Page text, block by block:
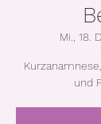
Mi., 18.
und